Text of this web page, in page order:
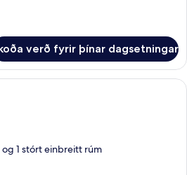
verð fyrir þínar dagsetningar
Junior-svíta | Stofa | 50-tommu
1 stórt einbreitt rúm